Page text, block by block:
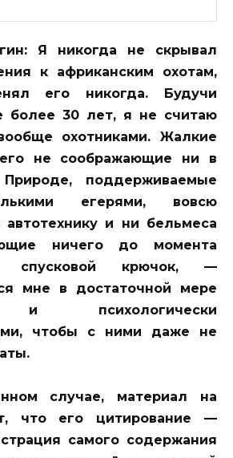
Я никогда не скрывал
к африканским охотам,
его никогда. Будучи
более 30 лет, я не считаю
охотниками. Жалкие
не соображающие ни в
поддерживаемые
егерями, вовсю
и ни бельмеса
ничего до момента
спусковой крючок, —
мне в достаточной мере
и психологически
чтобы с ними даже не
случае, материал на
что его цитирование —
самого содержания